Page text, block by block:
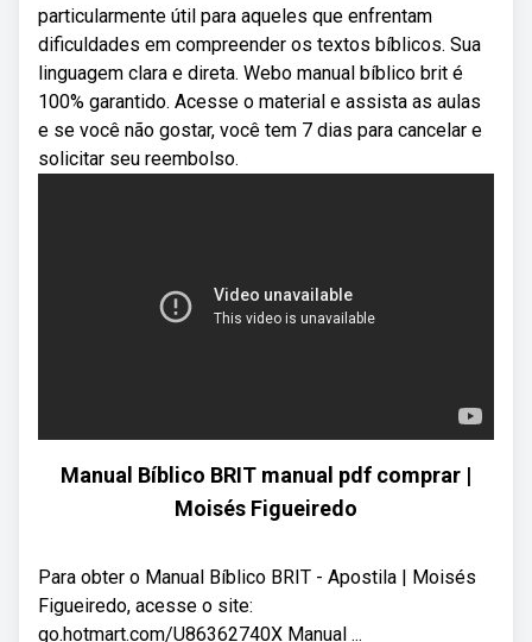
particularmente útil para aqueles que enfrentam
dificuldades em compreender os textos bíblicos. Sua
linguagem clara e direta. Webo manual bíblico brit é
100% garantido. Acesse o material e assista as aulas
e se você não gostar, você tem 7 dias para cancelar e
solicitar seu reembolso.
Manual Bíblico BRIT manual pdf comprar |
Moisés Figueiredo
Para obter o Manual Bíblico BRIT - Apostila | Moisés
Figueiredo, acesse o site:
go.hotmart.com/U86362740X Manual ...